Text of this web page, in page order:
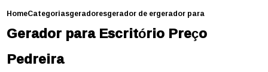
HomeCategoriasgeradoresgerador de energia para clinica sao paulo
gerador para escritorio
Gerador para Escritório Preço
Pedreira